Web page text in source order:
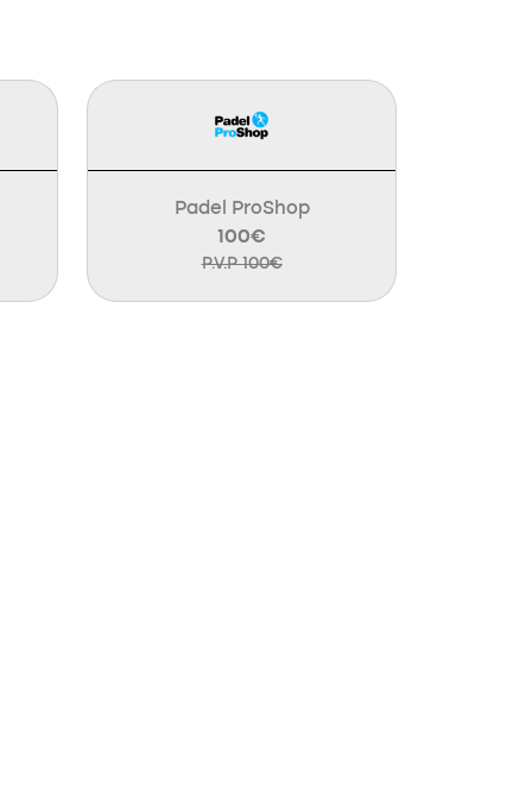
Padel ProShop
100€
P.V.P 100€